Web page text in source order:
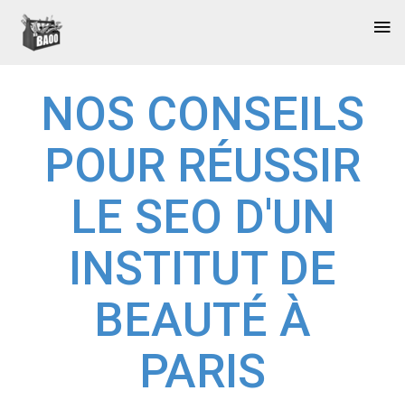
NOS CONSEILS
POUR RÉUSSIR
LE SEO D'UN
INSTITUT DE
BEAUTÉ À
PARIS